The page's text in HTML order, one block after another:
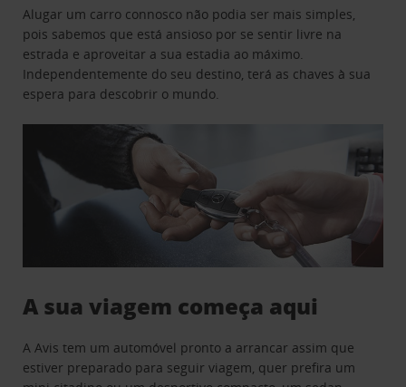
Alugar um carro connosco não podia ser mais simples,
pois sabemos que está ansioso por se sentir livre na
estrada e aproveitar a sua estadia ao máximo.
Independentemente do seu destino, terá as chaves à sua
espera para descobrir o mundo.
A sua viagem começa aqui
A Avis tem um automóvel pronto a arrancar assim que
estiver preparado para seguir viagem, quer prefira um